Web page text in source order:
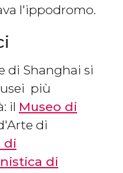
l'ippodromo.
di Shanghai si
più
il Museo di
di
di
di